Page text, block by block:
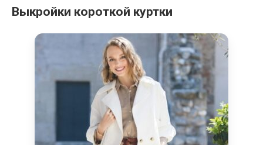
Выкройки короткой куртки